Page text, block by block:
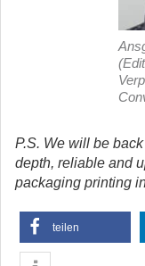
P.S. We will be
depth, reliable and
packaging printing
teilen